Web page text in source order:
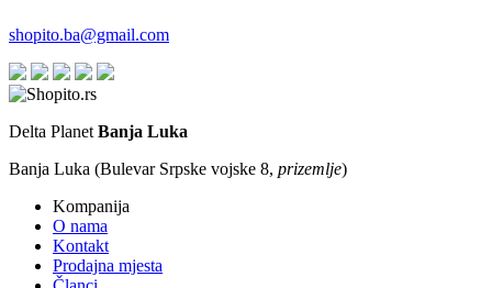
shopito.ba@gmail.com
Delta Planet Banja Luka
Banja Luka (Bulevar Srpske vojske 8, prizemlje)
Kompanija
O nama
Kontakt
Prodajna mjesta